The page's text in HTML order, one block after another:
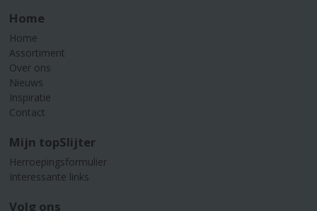
Home
Home
Assortiment
Over ons
Nieuws
Inspiratie
Contact
Mijn topSlijter
Herroepingsformulier
Interessante links
Volg ons